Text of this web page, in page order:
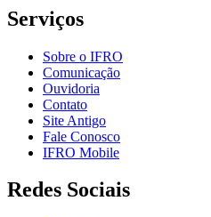
Serviços
Sobre o IFRO
Comunicação
Ouvidoria
Contato
Site Antigo
Fale Conosco
IFRO Mobile
Redes Sociais